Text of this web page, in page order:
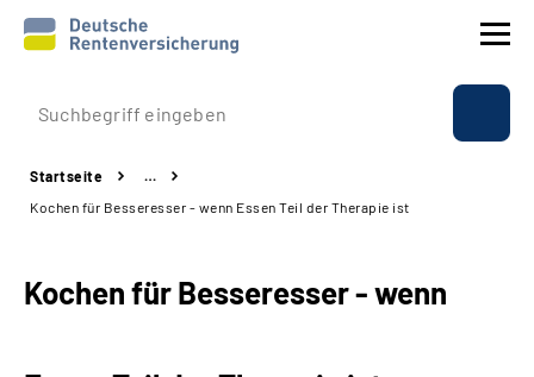
Prävention
Reha
Startseite
…
Kochen für Besseresser - wenn Essen Teil der Therapie ist
Kochen für Besseresser - wenn